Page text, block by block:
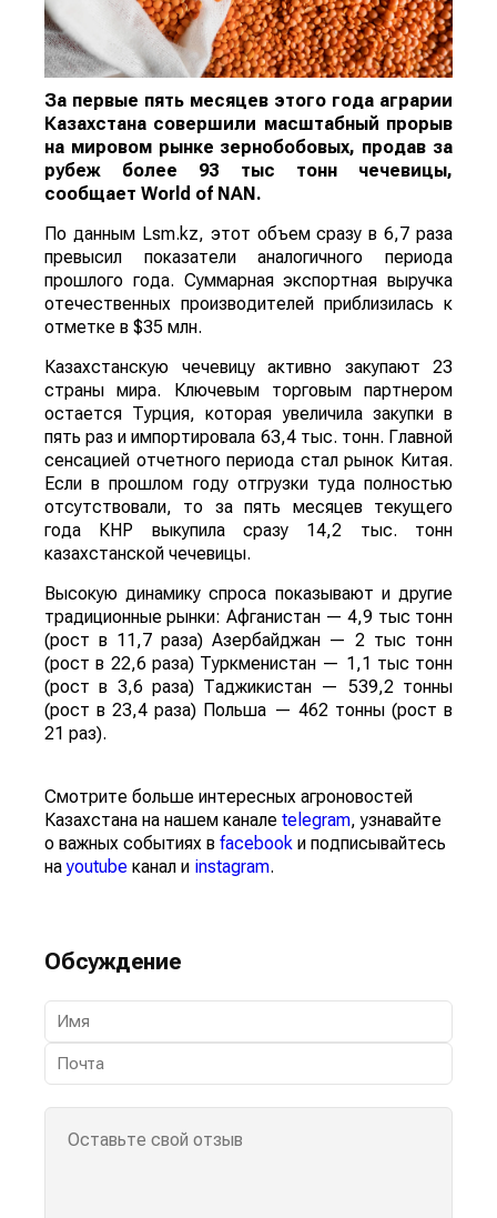
За первые пять месяцев этого года аграрии
Казахстана совершили масштабный прорыв
на мировом рынке зернобобовых, продав за
рубеж более 93 тыс тонн чечевицы,
сообщает World of NAN.
По данным Lsm.kz, этот объем сразу в 6,7 раза
превысил показатели аналогичного периода
прошлого года. Суммарная экспортная выручка
отечественных производителей приблизилась к
отметке в $35 млн.
Казахстанскую чечевицу активно закупают 23
страны мира. Ключевым торговым партнером
остается Турция, которая увеличила закупки в
пять раз и импортировала 63,4 тыс. тонн. Главной
сенсацией отчетного периода стал рынок Китая.
Если в прошлом году отгрузки туда полностью
отсутствовали, то за пять месяцев текущего
года КНР выкупила сразу 14,2 тыс. тонн
казахстанской чечевицы.
Высокую динамику спроса показывают и другие
традиционные рынки: Афганистан — 4,9 тыс тонн
(рост в 11,7 раза) Азербайджан — 2 тыс тонн
(рост в 22,6 раза) Туркменистан — 1,1 тыс тонн
(рост в 3,6 раза) Таджикистан — 539,2 тонны
(рост в 23,4 раза) Польша — 462 тонны (рост в
21 раз).
Смотрите больше интересных агроновостей
Казахстана на нашем канале telegram, узнавайте
о важных событиях в facebook и подписывайтесь
наyoutube канал и instagram.
Обсуждение